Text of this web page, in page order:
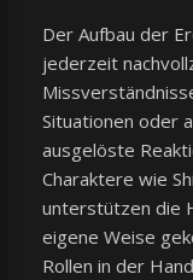
Der Aufbau der
jederzeit
Situationen oder
ausgelöste
Charaktere wie
unterstützen die
eigene Weise
Rollen in der